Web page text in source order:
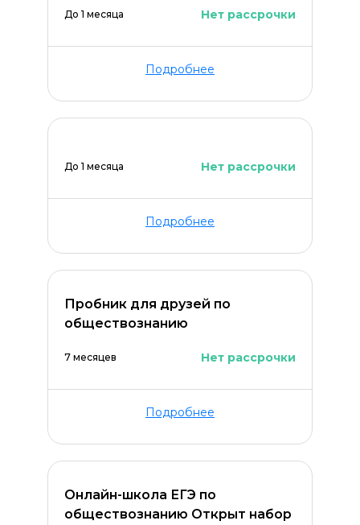
До 1 месяца Нет рассрочки
Подробнее
До 1 месяца Нет рассрочки
Подробнее
Пробник для друзей по
обществознанию
7 месяцев Нет рассрочки
Подробнее
Онлайн-школа ЕГЭ по
обществознанию Открыт набор